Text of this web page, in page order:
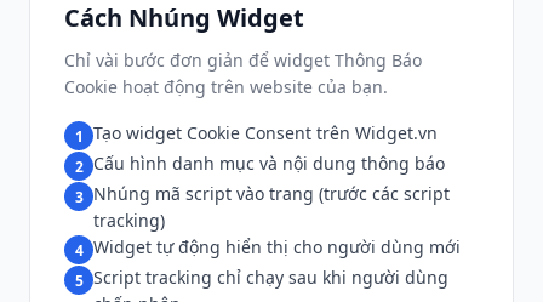
Cách Nhúng Widget
Chỉ vài bước đơn giản để widget Thông Báo
Cookie hoạt động trên website của bạn.
1 Tạo widget Cookie Consent trên Widget.vn
2 Cấu hình danh mục và nội dung thông báo
3 Nhúng mã script vào trang (trước các script
tracking)
4 Widget tự động hiển thị cho người dùng mới
5 Script tracking chỉ chạy sau khi người dùng